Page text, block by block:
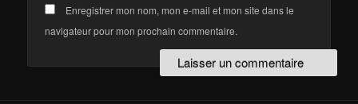
Enregistrer mon nom, mon e-mail et mon site dans le
navigateur pour mon prochain commentaire.